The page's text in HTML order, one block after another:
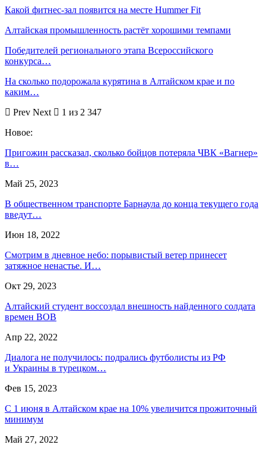
Какой фитнес-зал появится на месте Hummer Fit
Алтайская промышленность растёт хорошими темпами
Победителей регионального этапа Всероссийского
конкурса…
На сколько подорожала курятина в Алтайском крае и по
каким…
Prev Next
1 из 2 347
Новое:
Пригожин рассказал, сколько бойцов потеряла ЧВК «Вагнер»
в…
Май 25, 2023
В общественном транспорте Барнаула до конца текущего года
введут…
Июн 18, 2022
Смотрим в дневное небо: порывистый ветер принесет
затяжное ненастье. И…
Окт 29, 2023
Алтайский студент воссоздал внешность найденного солдата
времен ВОВ
Апр 22, 2022
Диалога не получилось: подрались футболисты из РФ
и Украины в турецком…
Фев 15, 2023
С 1 июня в Алтайском крае на 10% увеличится прожиточный
минимум
Май 27, 2022